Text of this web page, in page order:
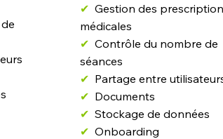
✔ Gestion des
médicales
✔ Contrôle du nombre de
séances
✔ Partage entre
✔ Documents
✔ Stockage de données
✔ Onboarding